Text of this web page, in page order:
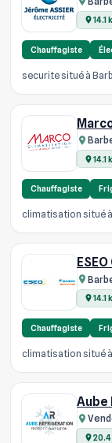
14.1
Chauffagiste
securite situé à
14.1
Chauffagiste
climatisation situé
ESEO
14.1
Chauffagiste
climatisation situé
Aube
20.4